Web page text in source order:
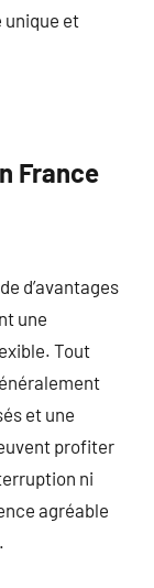
unique et
France
d’avantages
une
Tout
et une
profiter
ni
agréable